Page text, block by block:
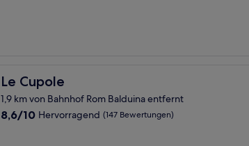
Le Cupole
Le Cupole
1,9 km von Bahnhof Rom Balduina entfernt
8.6
8,6/10 Hervorragend (147 Bewertungen)